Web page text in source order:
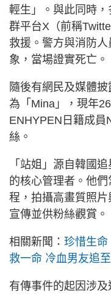
輕生」。與此同時
群平台X（前稱
救援。警方與消防
象，當場證實死亡。
隨後有網民及媒體
為「Mina」，現年
ENHYPEN日籍成員
絲。
「站姐」源自韓國
的核心管理者。他
程，拍攝高畫質照
宣傳並供粉絲觀賞。
相關新聞： 珍惜生命
救一命 冷血男友追
有傳事件的起因涉